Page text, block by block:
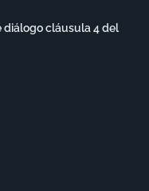
diálogo cláusula 4 del